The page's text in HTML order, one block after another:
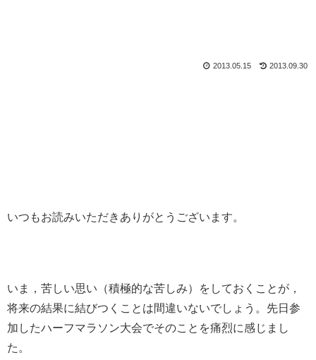
2013.09.30
2013.05.15
いつもお読みいただきありがとうございます。
いま，苦しい思い（積極的な苦しみ）をしておくことが，
将来の結果に結びつくことは間違いないでしょう。先日参
加したハーフマラソン大会でそのことを痛烈に感じまし
た。